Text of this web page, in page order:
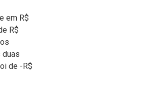
em R$
R$
duas
de -R$